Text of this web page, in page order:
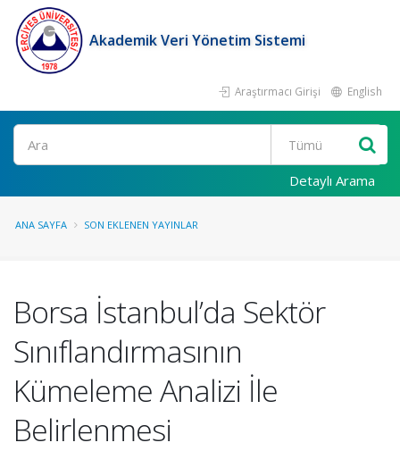
Akademik Veri Yönetim Sistemi
Araştırmacı Girişi English
Ara
Detaylı Arama
ANA SAYFA SON EKLENEN YAYINLAR
Borsa İstanbul’da Sektör
Sınıflandırmasının
Kümeleme Analizi İle
Belirlenmesi